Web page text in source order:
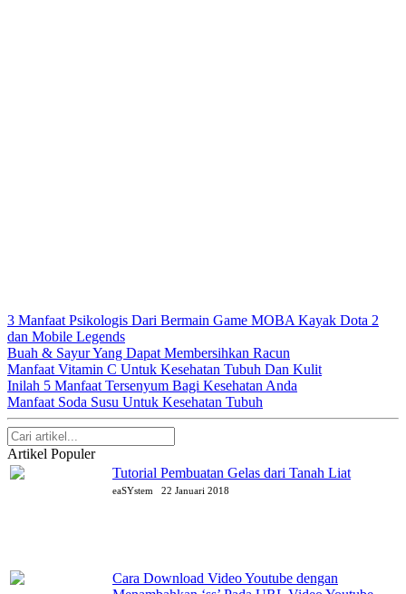
3 Manfaat Psikologis Dari Bermain Game MOBA Kayak Dota 2
dan Mobile Legends
Buah & Sayur Yang Dapat Membersihkan Racun
Manfaat Vitamin C Untuk Kesehatan Tubuh Dan Kulit
Inilah 5 Manfaat Tersenyum Bagi Kesehatan Anda
Manfaat Soda Susu Untuk Kesehatan Tubuh
Artikel Populer
Tutorial Pembuatan Gelas dari Tanah Liat
eaSYstem 22 Januari 2018
Cara Download Video Youtube dengan